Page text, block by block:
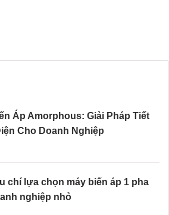
Áp Amorphous: Giải Pháp Tiết
Cho Doanh Nghiệp
chí lựa chọn máy biến áp 1 pha
nghiệp nhỏ